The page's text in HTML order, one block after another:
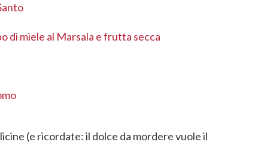
di miele al Marsala e frutta secca
(e ricordate: il dolce da mordere vuole il